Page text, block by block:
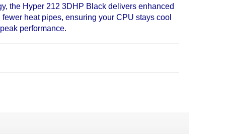
the Hyper 212 3DHP Black delivers enhanced
heat pipes, ensuring your CPU stays cool
performance.